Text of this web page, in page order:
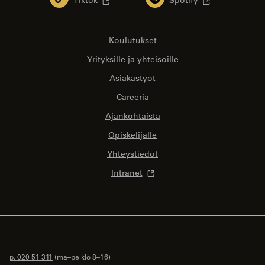
Koulutukset
Yrityksille ja yhteisöille
Asiakastyöt
Careeria
Ajankohtaista
Opiskelijalle
Yhteystiedot
Intranet
p. 020 51 311 (ma–pe klo 8–16)